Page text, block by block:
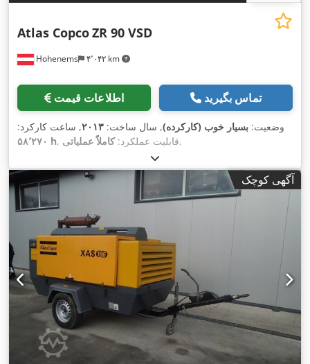
Hohenems ۴٬۰۴۲ km
Atlas CopcoZR 90 VSD
اطلاعات قیمت تماس بگیرید
وضعیت: بسیار خوب (کارکرده), سال ساخت: ۲۰۱۳, ساعت کارکرد:
۵۸٬۲۷۰ h
, قابلیت عملکرد:کاملاً عملیاتی ,
آگهی کوچک